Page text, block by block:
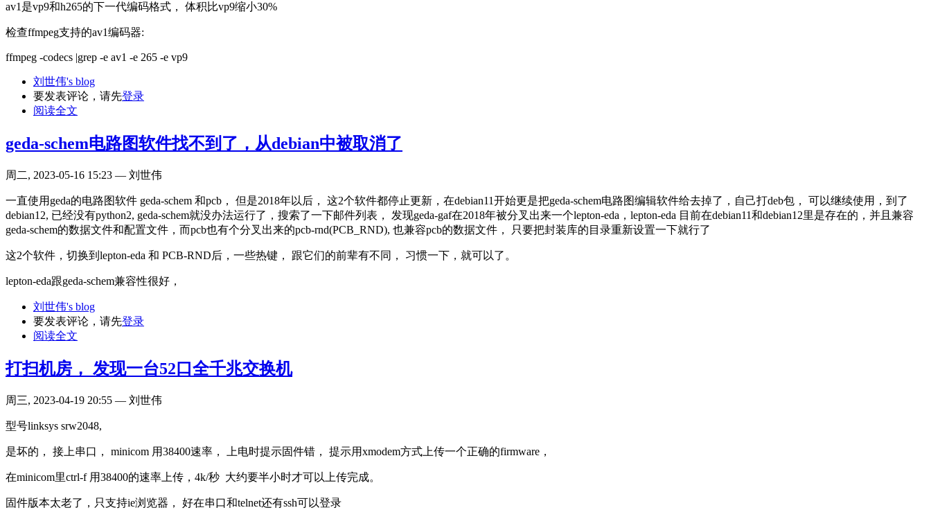
av1是vp9和h265的下一代编码格式， 体积比vp9缩小30%
检查ffmpeg支持的av1编码器:
ffmpeg -codecs |grep -e av1 -e 265 -e vp9
刘世伟's blog
要发表评论，请先登录
阅读全文
geda-schem电路图软件找不到了，从debian中被取消了
周二, 2023-05-16 15:23 — 刘世伟
一直使用geda的电路图软件 geda-schem 和pcb， 但是2018年以后， 这2个软件都停止更新，在debian11开始更是把geda-schem电路图编辑软件给去掉了，自己打deb包， 可以继续使用，到了
debian12, 已经没有python2, geda-schem就没办法运行了，搜索了一下邮件列表， 发现geda-gaf在2018年被分叉出来一个lepton-eda，lepton-eda 目前在debian11和debian12里是存在的，并且兼容
geda-schem的数据文件和配置文件，而pcb也有个分叉出来的pcb-rnd(PCB_RND), 也兼容pcb的数据文件， 只要把封装库的目录重新设置一下就行了
这2个软件，切换到lepton-eda 和 PCB-RND后，一些热键， 跟它们的前辈有不同， 习惯一下，就可以了。
lepton-eda跟geda-schem兼容性很好，
刘世伟's blog
要发表评论，请先登录
阅读全文
打扫机房， 发现一台52口全千兆交换机
周三, 2023-04-19 20:55 — 刘世伟
型号linksys srw2048,
是坏的， 接上串口， minicom 用38400速率， 上电时提示固件错， 提示用xmodem方式上传一个正确的firmware，
在minicom里ctrl-f 用38400的速率上传，4k/秒 大约要半小时才可以上传完成。
固件版本太老了，只支持ie浏览器， 好在串口和telnet还有ssh可以登录